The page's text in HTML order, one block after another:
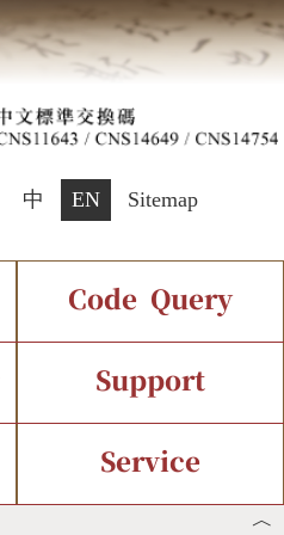
中 EN Sitemap
Current Status
Code Query
Support
Service
︿